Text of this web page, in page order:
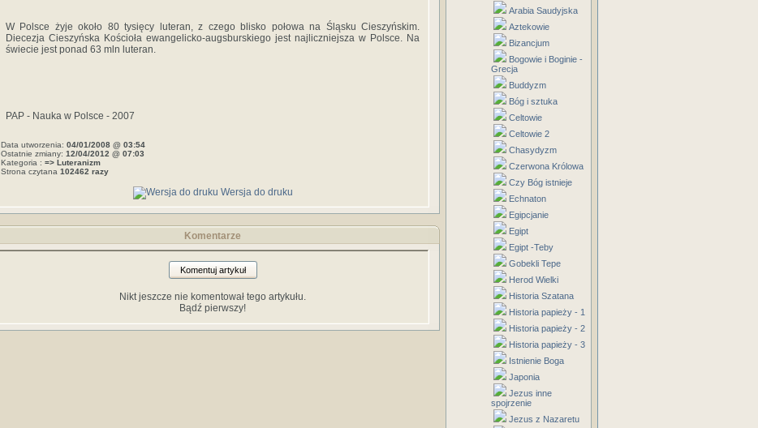
W Polsce żyje około 80 tysięcy luteran, z czego blisko połowa na Śląsku Cieszyńskim.
Diecezja Cieszyńska Kościoła ewangelicko-augsburskiego jest najliczniejsza w Polsce. Na
świecie jest ponad 63 mln luteran.
PAP - Nauka w Polsce - 2007
Data utworzenia: 04/01/2008 @ 03:54
Ostatnie zmiany: 12/04/2012 @ 07:03
Kategoria : => Luteranizm
Strona czytana 102462 razy
Wersja do druku
Komentarze
Komentuj artykuł
Nikt jeszcze nie komentował tego artykułu.
Bądź pierwszy!
Arabia Saudyjska
Aztekowie
Bizancjum
Bogowie i Boginie -
Grecja
Buddyzm
Bóg i sztuka
Celtowie
Celtowie 2
Chasydyzm
Czerwona Królowa
Czy Bóg istnieje
Echnaton
Egipcjanie
Egipt
Egipt -Teby
Gobekli Tepe
Herod Wielki
Historia Szatana
Historia papieży - 1
Historia papieży - 2
Historia papieży - 3
Istnienie Boga
Japonia
Jezus inne
spojrzenie
Jezus z Nazaretu